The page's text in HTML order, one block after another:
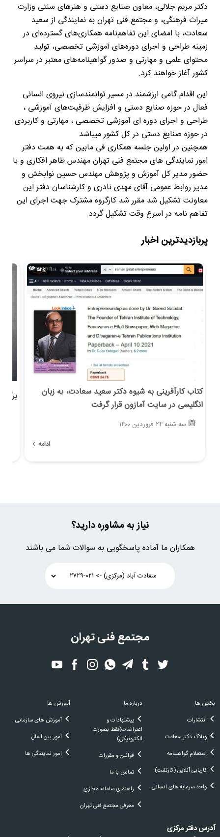
دکتر مریم جلالی، معاون صنایع دستی و هنرهای سنتی وزارت
میراث فرهنگی، و مجتمع فنی تهران به نمایندگی از سعید
سعادت، با امضای این تفاهم‌نامه همکاری‌های گسترده‌ای در
زمینه طراحی و اجرای دوره‌های آموزشی تخصصی، تولید
محتوای علمی و مهارتی و صدور گواهینامه‌های معتبر در سراسر
کشور آغاز خواهند کرد.
این اقدام گامی ارزشمند در مسیر توانمندسازی نیروی انسانی
فعال در حوزه صنایع دستی و افزایش ظرفیت‌های آموزشی ،
طراحی و اجرای دوره ای آموزشی تخصصی ، مهارتی و کاربردی
در حوزه صنایع دستی در کل کشور میباشد
همچنین در اولین جلسه همکاری فی مابین که به همت دفتر
امور نمایندگی های مجتمع فنی تهران مهندس طاهر افکاری و با
حضور مدیر کل آموزش و پژوهش مهندس حسین نوابخش و
مدیر روابط عمومی آقای مهدی نادری و کارشناسان دفتر این
معاونت تشکیل شد مقرر شد کارگروه مشترک جهت اجرای این
تفاهم نامه در اسرع وقت تشکیل گردد.
پربازدیدترین اخبار
کتاب کارآفرینی به شیوه دکتر سعید سعادت، به زبان
انگلیسی در سایت آمازون قرار گرفت
۵۲k
سه شنبه ۲۴ فروردین ۱۴۰۰
ادامه
نیاز به مشاوره دارید؟
همکاران ما آماده پاسخگویی به سوالات شما می باشند
مجتمع فنی تهران
آدرس دفتر مرکزی
بخش ها
انتشارات
وبلاگ دکتر سعادت
استعلام گواهینامه
کاریابی آنلاین (کارتلنت)
واحد سرمایه های انسانی
درباره ما
پیشنهادات و
اعتراضات(فقط بصورت
الکترونیکی)
قوانین و مقررات
تماس با ما
راهنمای سامانه مجازی
معرفی مجتمع فنی تهران
آموزش ها
آموزش های سازمانی
امور بین الملل
امور نمایندگی ها